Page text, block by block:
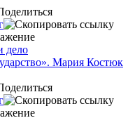
дело
Мария Костюк